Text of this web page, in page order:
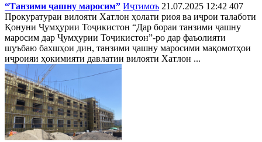
“Танзими ҷашну маросим” Иҷтимоъ 21.07.2025 12:42 407
Прокуратураи вилояти Хатлон ҳолати риоя ва иҷрои талаботи
Қонуни Ҷумҳурии Тоҷикистон “Дар бораи танзими ҷашну
маросим дар Ҷумҳурии Тоҷикистон”-ро дар фаъолияти
шуъбаю бахшҳои дин, танзими ҷашну маросими мақомотҳои
иҷроияи ҳокимияти давлатии вилояти Хатлон ...